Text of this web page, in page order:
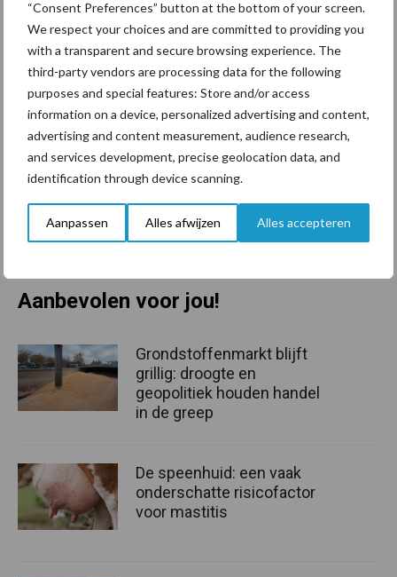
“Consent Preferences” button at the bottom of your screen.
We respect your choices and are committed to providing you
with a transparent and secure browsing experience. The
third-party vendors are processing data for the following
purposes and special features: Store and/or access
information on a device, personalized advertising and content,
advertising and content measurement, audience research,
and services development, precise geolocation data, and
identification through device scanning.
Aanpassen Alles afwijzen Alles accepteren
van de hoeveelheid fosfaatrechten maakt iedere melkveehouder
zijn eigen keuze. Dat zorgt ervoor dat tot het einde van het jaar
het onduidelijk is wat hiervan de effecten op de liquiditeitspositie
Een dashboard met informatie van andere plekken op Agrimatie
Op Agrimatie is voor de melkveehouderij ook informatie
beschikbaar over ontwikkeling van prijzen, saldi en inkomen. De
prijzen worden maandelijks bijgewerkt, de saldi uit de Barometer
Agrarische Sectoren tweemaandelijks en de inkomens jaarlijks.
Aanbevolen voor jou!
Grondstoffenmarkt blijft
grillig: droogte en
geopolitiek houden handel
in de greep
De speenhuid: een vaak
onderschatte risicofactor
voor mastitis